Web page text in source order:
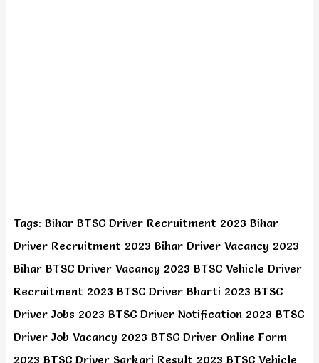
Tags: Bihar BTSC Driver Recruitment 2023 Bihar
Driver Recruitment 2023 Bihar Driver Vacancy 2023
Bihar BTSC Driver Vacancy 2023 BTSC Vehicle Driver
Recruitment 2023 BTSC Driver Bharti 2023 BTSC
Driver Jobs 2023 BTSC Driver Notification 2023 BTSC
Driver Job Vacancy 2023 BTSC Driver Online Form
2023 BTSC Driver Sarkari Result 2023 BTSC Vehicle